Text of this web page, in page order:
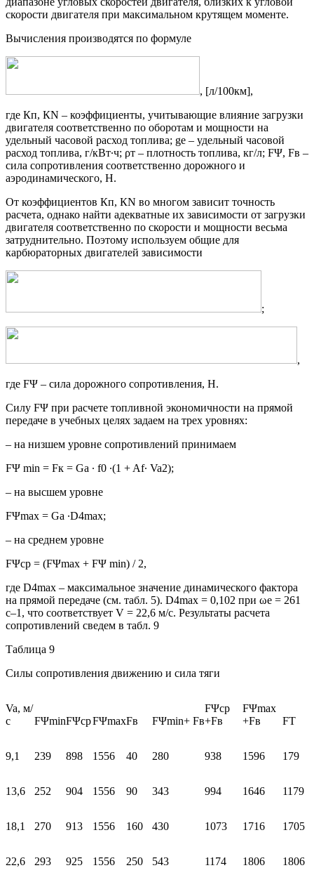
скорости двигателя при максимальном крутящем моменте.
Вычисления производятся по формуле
, [л/100км],
где Кп, КN – коэффициенты, учитывающие влияние загрузки
двигателя соответственно по оборотам и мощности на
удельный часовой расход топлива; ge – удельный часовой
расход топлива, г/кВт∙ч; ρт – плотность топлива, кг/л; FΨ, Fв –
сила сопротивления соответственно дорожного и
аэродинамического, Н.
От коэффициентов Кп, КN во многом зависит точность
расчета, однако найти адекватные их зависимости от загрузки
двигателя соответственно по скорости и мощности весьма
затруднительно. Поэтому используем общие для
карбюраторных двигателей зависимости
;
,
где FΨ – сила дорожного сопротивления, Н.
Силу FΨ при расчете топливной экономичности на прямой
передаче в учебных целях задаем на трех уровнях:
– на низшем уровне сопротивлений принимаем
FΨ min = Fк = Ga ∙ f0 ∙(1 + Af∙ Va2);
– на высшем уровне
FΨmax = Ga ∙D4max;
– на среднем уровне
FΨср = (FΨmax + FΨ min) / 2,
где D4max – максимальное значение динамического фактора
на прямой передаче (см. табл. 5). D4max = 0,102 при ωе = 261
с–1, что соответствует V = 22,6 м/с. Результаты расчета
сопротивлений сведем в табл. 9
Таблица 9
Силы сопротивления движению и сила тяги
Va, м/
с
FΨminFΨcpFΨmaxFв FΨmin+ Fв
FΨcp
+Fв
FΨmax
+Fв
FT
9,1 239 898 1556 40 280 938 1596 179
13,6 252 904 1556 90 343 994 1646 1179
18,1 270 913 1556 160 430 1073 1716 1705
22,6 293 925 1556 250 543 1174 1806 1806